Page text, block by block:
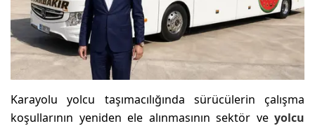
Karayolu yolcu taşımacılığında sürücülerin çalışma
koşullarının yeniden ele alınmasının sektör ve yolcu